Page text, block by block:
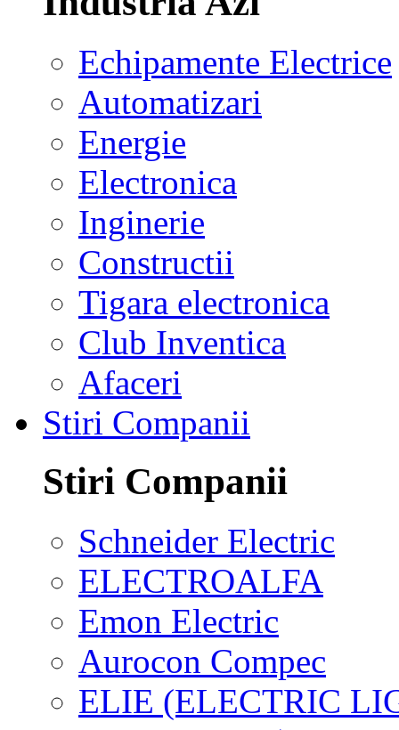
Echipamente Electrice
Automatizari
Energie
Electronica
Inginerie
Constructii
Tigara electronica
Club Inventica
Afaceri
Stiri Companii
Stiri Companii
Schneider Electric
ELECTROALFA
Emon Electric
Aurocon Compec
ELIE (ELECTRIC